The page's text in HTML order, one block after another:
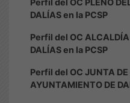
Perfil del OC PLENO
DALÍAS en la PCSP
Perfil del OC
DALÍAS en la PCSP
Perfil del OC JUNTA DE
AYUNTAMIENTO DE